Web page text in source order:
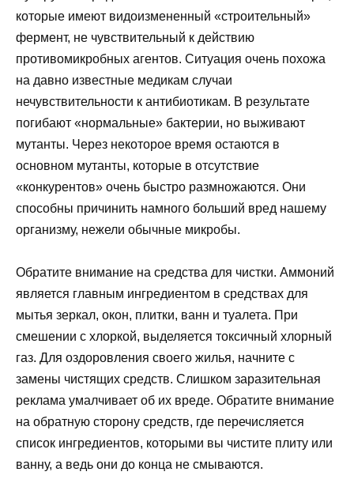
которые имеют видоизмененный «строительный»
фермент, не чувствительный к действию
противомикробных агентов. Ситуация очень похожа
на давно известные медикам случаи
нечувствительности к антибиотикам. В результате
погибают «нормальные» бактерии, но выживают
мутанты. Через некоторое время остаются в
основном мутанты, которые в отсутствие
«конкурентов» очень быстро размножаются. Они
способны причинить намного больший вред нашему
организму, нежели обычные микробы.
Обратите внимание на средства для чистки. Аммоний
является главным ингредиентом в средствах для
мытья зеркал, окон, плитки, ванн и туалета. При
смешении с хлоркой, выделяется токсичный хлорный
газ. Для оздоровления своего жилья, начните с
замены чистящих средств. Слишком заразительная
реклама умалчивает об их вреде. Обратите внимание
на обратную сторону средств, где перечисляется
список ингредиентов, которыми вы чистите плиту или
ванну, а ведь они до конца не смываются.